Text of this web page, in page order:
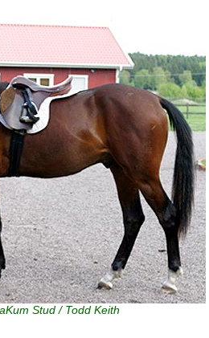
Stud / Todd Keith